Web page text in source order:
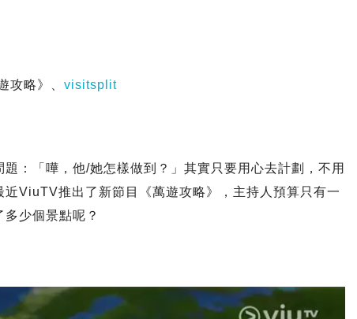
攻略》、 visitsplit
：「嘩，他/她怎樣做到？」其實只要用心去計劃，不用
ViuTV推出了新節目《萬遊攻略》，主持人預算只有一
少個景點呢？